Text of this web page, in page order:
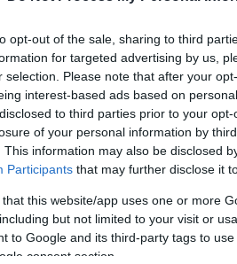
opt-out of the sale, sharing to third
for targeted advertising by us,
selection. Please note that after your
interest-based ads based on
to third parties prior to your
of your personal information by
This information may also be disclosed
Participants that may further disclose it
that this website/app uses one or more
but not limited to your visit or
to Google and its third-party tags to
consent section.
για την κατάργηση των
να εφαρμοστεί από την 3η
2021 το δημόσιο δεν